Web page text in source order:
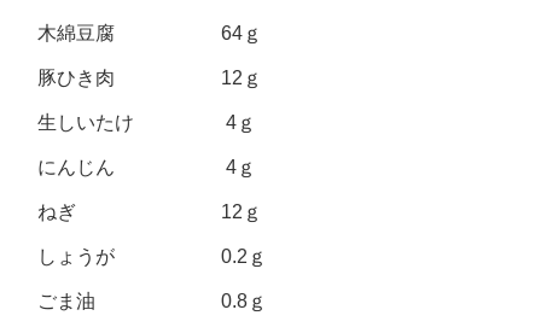
木綿豆腐 64ｇ
豚ひき肉 12ｇ
生しいたけ 4ｇ
にんじん 4ｇ
ねぎ 12ｇ
しょうが 0.2ｇ
ごま油 0.8ｇ